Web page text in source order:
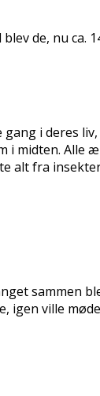
de, nu ca.
i deres
i midten. Alle
alt fra
sammen
ville møde